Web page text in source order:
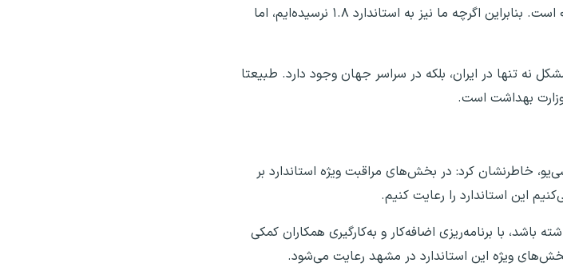
حدود ۱.۲ تا ۱.۳ است. این در حالی است که در برخی دانشگاه‌ها این عدد ۰.۸ یا ۰.۹ است. بنابراین اگرچه ما نیز به استاندارد ۱.۸ نرسیده‌ایم، اما
نه تنها در ایران، بلکه در سراسر جهان وجود دارد. طبیعتا
بهداشت است.
خاطرنشان کرد: در بخش‌های مراقبت ویژه استاندارد بر
این استاندارد را رعایت کنیم.
با برنامه‌ریزی اضافه‌کار و به‌کارگیری همکاران کمکی
ویژه این استاندارد در مشهد رعایت می‌شود.